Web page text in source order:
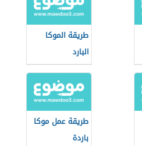
طريقة الموكا
البارد
طريقة عمل موكا
باردة